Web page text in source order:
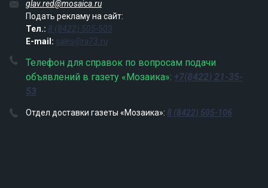
glav.red@mosaica.ru
Подать рекламу на сайт:
Тел.: 8 (8422) 505-503
E-mail: sales@ra73.ru
Телефон для справок по вопросам подачи
объявлений в газету «Мозаика»: +7(8422) 21-35-
53
Отдел доставки газеты «Мозаика»: 8 (8422) 505-106